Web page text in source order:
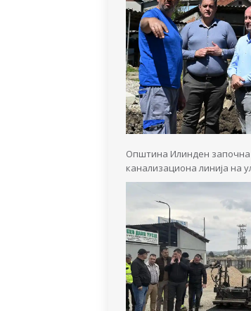
Општина Илинден започна
канализациона линија на